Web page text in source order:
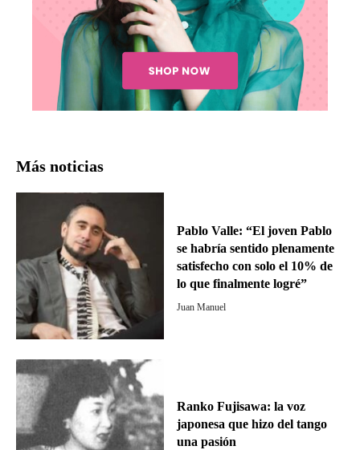
Más noticias
Pablo Valle: “El joven Pablo
se habría sentido plenamente
satisfecho con solo el 10% de
lo que finalmente logré”
Juan Manuel
Ranko Fujisawa: la voz
japonesa que hizo del tango
una pasión